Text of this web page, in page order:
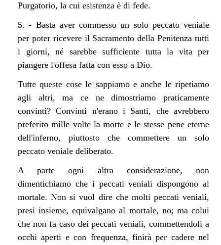
Purgatorio, la cui esistenza è di fede.
5. - Basta aver commesso un solo peccato veniale
per poter ricevere il Sacramento della Penitenza tutti
i giorni, né sarebbe sufficiente tutta la vita per
piangere l'offesa fatta con esso a Dio.
Tutte queste cose le sappiamo e anche le ripetiamo
agli altri, ma ce ne dimostriamo praticamente
convinti? Convinti n'erano i Santi, che avrebbero
preferito mille volte la morte e le stesse pene eterne
dell'inferno, piuttosto che commettere un solo
peccato veniale deliberato.
A parte ogni altra considerazione, non
dimentichiamo che i peccati veniali dispongono al
mortale. Non si vuol dire che molti peccati veniali,
presi insieme, equivalgano al mortale, no; ma colui
che non fa caso dei peccati veniali, commettendoli a
occhi aperti e con frequenza, finirà per cadere nel